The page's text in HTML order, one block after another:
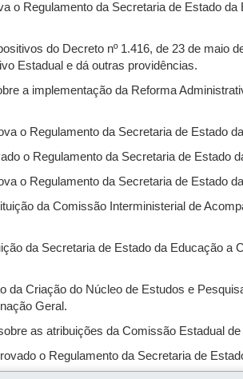
o Regulamento da Secretaria de Estado
do Decreto nº 1.416, de 23 de maio
Estadual e dá outras providências.
a implementação da Reforma
o Regulamento da Secretaria de Estado
o Regulamento da Secretaria de Estado
o Regulamento da Secretaria de Estado
da Comissão Interministerial de
da Secretaria de Estado da Educação a
da Criação do Núcleo de Estudos e
Geral.
as atribuições da Comissão Estadual
o Regulamento da Secretaria de